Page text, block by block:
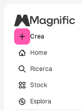
Crea
Home
Ricerca
Stock
Esplora